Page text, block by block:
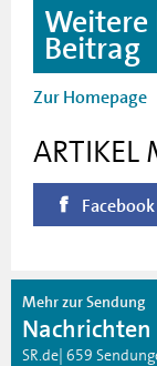
Beitrag
Zur Homepage
ARTIKEL
Facebook
Mehr zur Sendung
SR.de| 659